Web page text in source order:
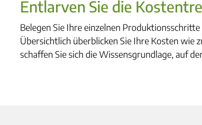
Entlarven Sie die
Belegen Sie Ihre einzelnen
Übersichtlich überblicken Sie Ihre Kosten wie
schaffen Sie sich die Wissensgrundlage, auf